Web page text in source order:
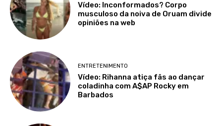
Vídeo: Inconformados? Corpo
musculoso da noiva de Oruam divide
opiniões na web
ENTRETENIMENTO
Vídeo: Rihanna atiça fãs ao dançar
coladinha com A$AP Rocky em
Barbados